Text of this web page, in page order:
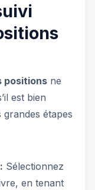
positions ne
est bien
grandes étapes
Sélectionnez
en tenant